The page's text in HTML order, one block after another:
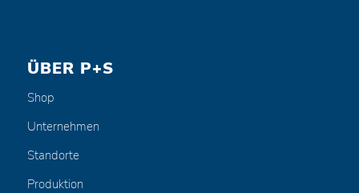
ÜBER P+S
Shop
Unternehmen
Standorte
Produktion